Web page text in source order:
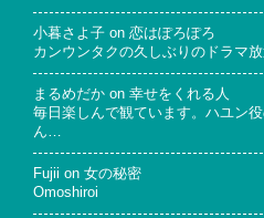
小暮さよ子 on 恋はぽろぽろ
カンウンタクの久しぶりのドラマ
まるめだか on 幸せをくれる人
毎日楽しんで観ています。ハユン
ん…
Fujii on 女の秘密
Omoshiroi